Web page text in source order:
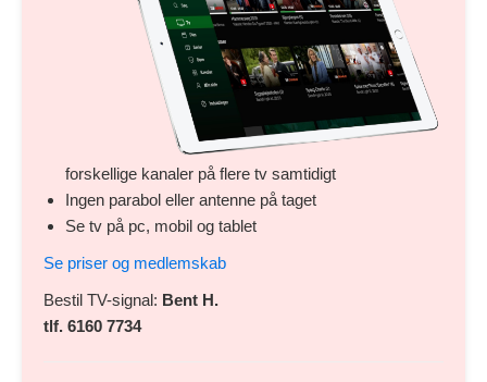
forskellige kanaler på flere tv samtidigt
Ingen parabol eller antenne på taget
Se tv på pc, mobil og tablet
Se priser og medlemskab
Bestil TV-signal: Bent H.
tlf. 6160 7734